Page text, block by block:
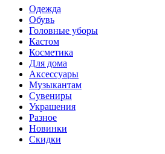
Одежда
Обувь
Головные уборы
Кастом
Косметика
Для дома
Аксессуары
Музыкантам
Сувениры
Украшения
Разное
Новинки
Скидки